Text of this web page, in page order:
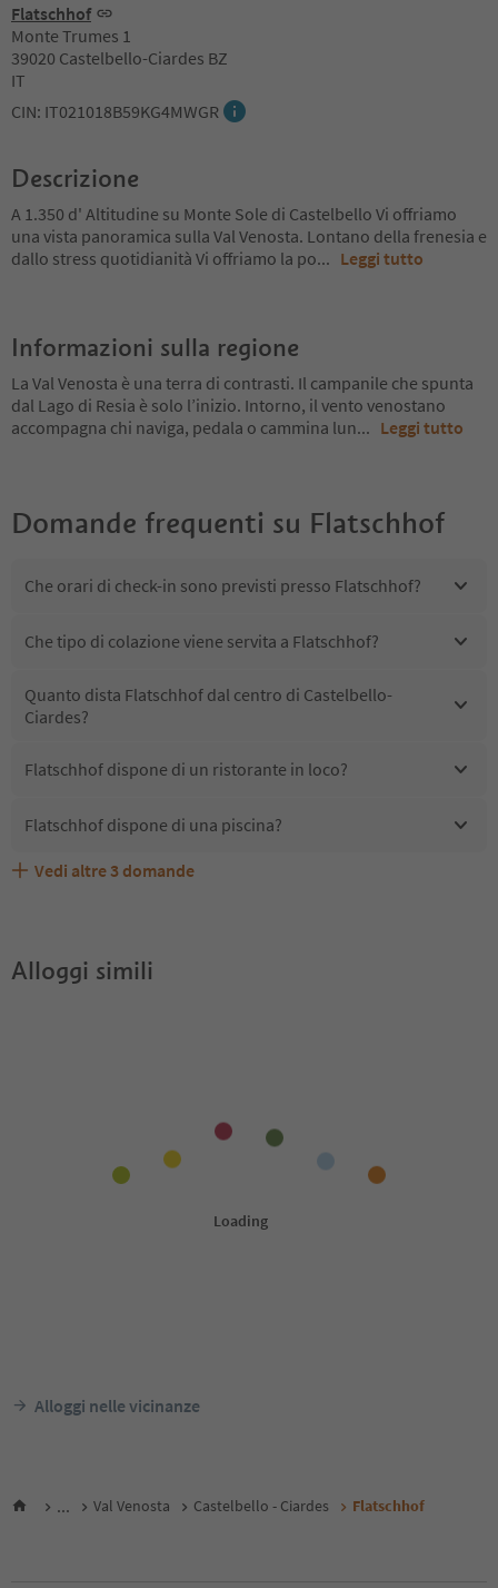
Flatschhof
Monte Trumes 1
39020 Castelbello-Ciardes BZ
IT
CIN: IT021018B59KG4MWGR
Descrizione
A 1.350 d' Altitudine su Monte Sole di Castelbello Vi offriamo
una vista panoramica sulla Val Venosta. Lontano della frenesia e
dallo stress quotidianità Vi offriamo la po... Leggi tutto
Informazioni sulla regione
La Val Venosta è una terra di contrasti. Il campanile che spunta
dal Lago di Resia è solo l’inizio. Intorno, il vento venostano
accompagna chi naviga, pedala o cammina lun... Leggi tutto
Domande frequenti su Flatschhof
Che orari di check-in sono previsti presso Flatschhof?
Che tipo di colazione viene servita a Flatschhof?
Quanto dista Flatschhof dal centro di Castelbello-
Ciardes?
Flatschhof dispone di un ristorante in loco?
Flatschhof dispone di una piscina?
Flatschhof accetta animali domestici?
Quali servizi/attività sono disponibili presso Flatschhof?
Gli ospiti di Flatschhof ricevono l'Alto Adige Guest Pass?
Vedi altre 3 domande
Alloggi simili
Alloggi nelle vicinanze
... Val Venosta Castelbello - Ciardes Flatschhof